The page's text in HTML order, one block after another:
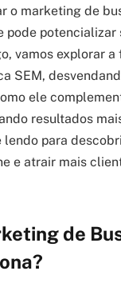
o marketing de
pode potencializar
vamos explorar a
SEM,
ele
resultados
lendo para
e atrair mais
de